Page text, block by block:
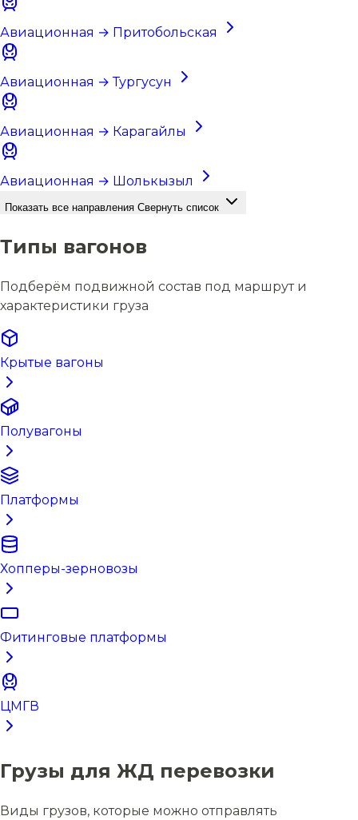
Авиационная → Притобольская
Авиационная → Тургусун
Авиационная → Карагайлы
Авиационная → Шолькызыл
Показать все направления Свернуть список
Типы вагонов
Подберём подвижной состав под маршрут и
характеристики груза
Крытые вагоны
Полувагоны
Платформы
Хопперы-зерновозы
Фитинговые платформы
ЦМГВ
Грузы для ЖД перевозки
Виды грузов, которые можно отправлять